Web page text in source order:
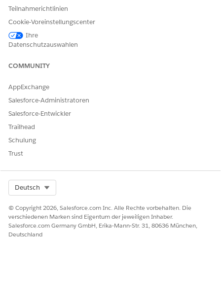
Geben Sie uns Feedback, damit wir uns verbessern können.
Teilnahmerichtlinien
Cookie-Voreinstellungscenter
Ihre
Datenschutzauswahlen
COMMUNITY
AppExchange
Salesforce-Administratoren
Salesforce-Entwickler
Trailhead
Schulung
Trust
Deutsch
© Copyright 2026, Salesforce.com Inc. Alle Rechte vorbehalten. Die
verschiedenen Marken sind Eigentum der jeweiligen Inhaber.
Salesforce.com Germany GmbH, Erika-Mann-Str. 31, 80636 München,
Deutschland